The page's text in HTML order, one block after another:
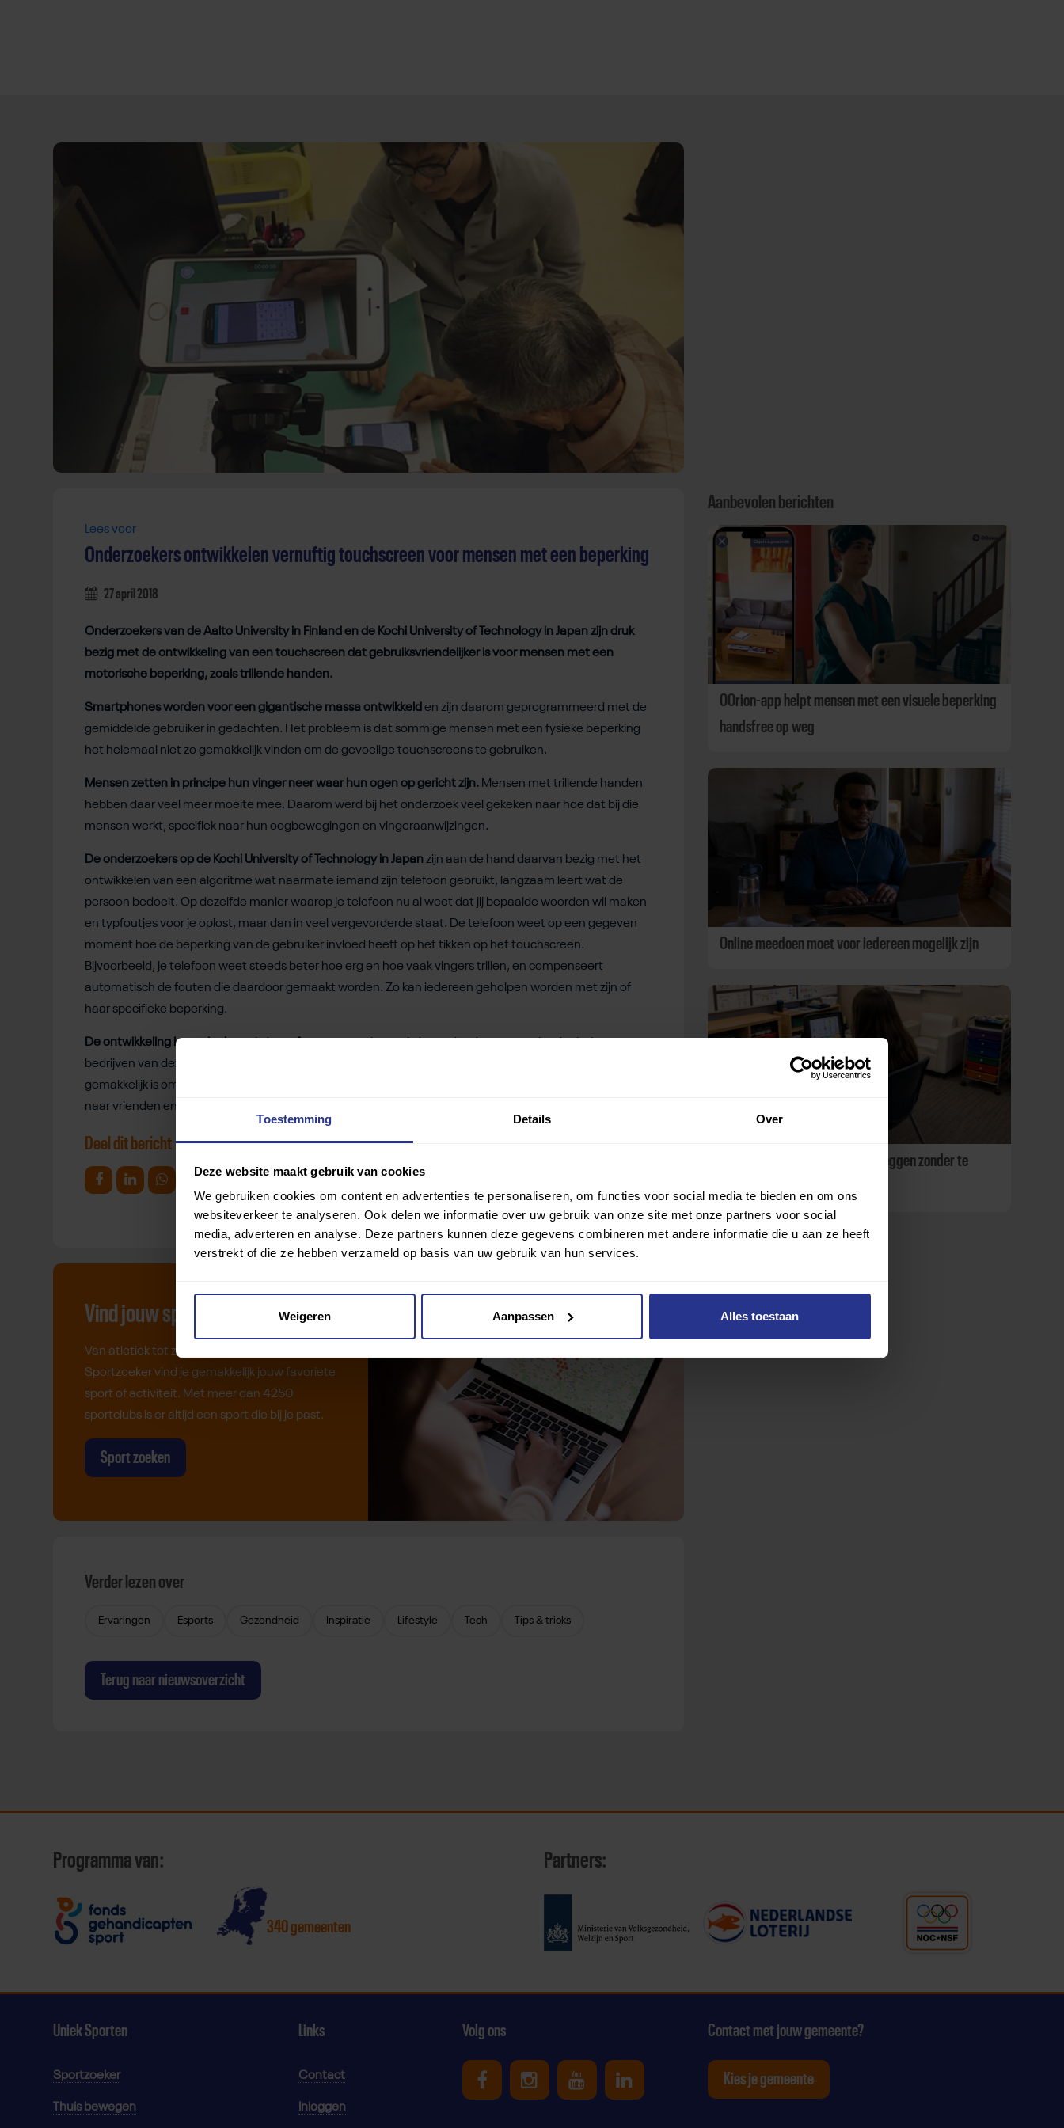
Toestemming Details Over
Deze website maakt gebruik van cookies
We gebruiken cookies om content en advertenties te personaliseren, om functies voor social media te bieden en om ons
websiteverkeer te analyseren. Ook delen we informatie over uw gebruik van onze site met onze partners voor social
media, adverteren en analyse. Deze partners kunnen deze gegevens combineren met andere informatie die u aan ze heeft
verstrekt of die ze hebben verzameld op basis van uw gebruik van hun services.
Weigeren Aanpassen Alles toestaan
Lees voor
Onderzoekers ontwikkelen vernuftig touchscreen voor mensen met een beperking
27 april 2018
Onderzoekers van de Aalto University in Finland en de Kochi University of Technology in Japan zijn druk
bezig met de ontwikkeling van een touchscreen dat gebruiksvriendelijker is voor mensen met een
motorische beperking, zoals trillende handen.
Smartphones worden voor een gigantische massa ontwikkelden zijn daarom geprogrammeerd met de
gemiddelde gebruiker in gedachten. Het probleem is dat sommige mensen met een fysieke beperking
het helemaal niet zo gemakkelijk vinden om de gevoelige touchscreens te gebruiken.
Mensen zetten in principe hun vinger neer waar hun ogen op gericht zijn. Mensen met trillende handen
hebben daar veel meer moeite mee. Daarom werd bij het onderzoek veel gekeken naar hoe dat bij die
mensen werkt, specifiek naar hun oogbewegingen en vingeraanwijzingen.
De onderzoekers op de Kochi University of Technology in Japanzijn aan de hand daarvan bezig met het
ontwikkelen van een algoritme wat naarmate iemand zijn telefoon gebruikt, langzaam leert wat de
persoon bedoelt. Op dezelfde manier waarop je telefoon nu al weet dat jij bepaalde woorden wil maken
en typfoutjes voor je oplost, maar dan in veel vergevorderde staat. De telefoon weet op een gegeven
moment hoe de beperking van de gebruiker invloed heeft op het tikken op het touchscreen.
Bijvoorbeeld, je telefoon weet steeds beter hoe erg en hoe vaak vingers trillen, en compenseert
automatisch de fouten die daardoor gemaakt worden. Zo kan iedereen geholpen worden met zijn of
haar specifieke beperking.
De ontwikkeling is nog in de prototype-fase
bedrijven van deze wereld de hulpmiddelen zullen oppikken. Zodat het in de toekomst voor iedereen
gemakkelijk is om hun smartphone te gebruiken. Zo kunnen zij zonder problemen lekker berichtjes sturen
naar vrienden en familie.
Deel dit bericht
Deel op Facebook
Deel op LinkedinDeel op Whatsapp
Vind jouw sport
Van atletiek tot zwemmen: met onze
Sportzoeker vind je gemakkelijk jouw favoriete
sport of activiteit. Met meer dan 4250
sportclubs is er altijd een sport die bij je past.
Sport zoeken
Verder lezen over
Ervaringen Esports Gezondheid Inspiratie Lifestyle Tech Tips & tricks
Terug naar nieuwsoverzicht
Aanbevolen berichten
OOrion-app helpt mensen met een visuele beperking
handsfree op weg
Online meedoen moet voor iedereen mogelijk zijn
Iefke laat zien hoeveel je kunt zeggen zonder te
Programma van:
340 gemeenten
Partners:
Uniek Sporten
Sportzoeker
Thuis bewegen
Links
Contact
Inloggen
Volg ons
Uniek Sporten op Facebook
Uniek Sporten op Instagram
Uniek Sporten op Youtube
Uniek Sporten op Linkedin
Contact met jouw gemeente?
Kies je gemeente